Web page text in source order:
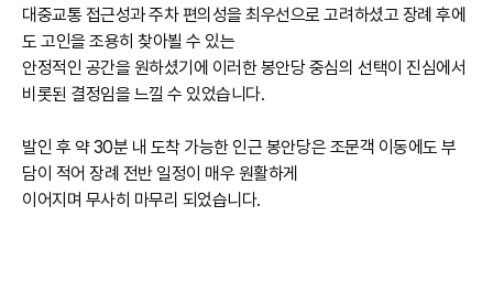
대중교통 접근성과 주차 편의성을 최우선으로 고려하셨고 장례 후에
도 고인을 조용히 찾아뵐 수 있는
안정적인 공간을 원하셨기에 이러한 봉안당 중심의 선택이 진심에서
비롯된 결정임을 느낄 수 있었습니다.
발인 후 약 30분 내 도착 가능한 인근 봉안당은 조문객 이동에도 부
담이 적어 장례 전반 일정이 매우 원활하게
이어지며 무사히 마무리 되었습니다.